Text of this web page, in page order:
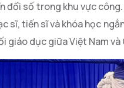
đổi số trong khu vực công.
sĩ, tiến sĩ và khóa học
giáo dục giữa Việt Nam và